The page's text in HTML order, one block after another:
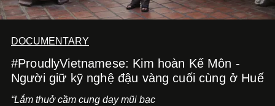
DOCUMENTARY
#ProudlyVietnamese: Kim hoàn Kế Môn -
Người giữ kỹ nghệ đậu vàng cuối cùng ở Huế
“Lắm thuở cầm cung day mũi bạc